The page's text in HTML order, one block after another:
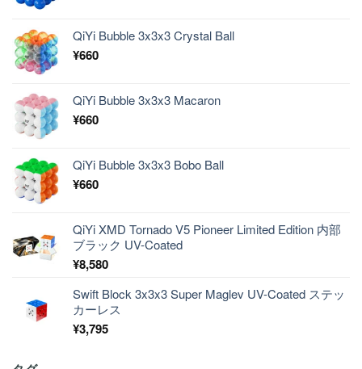
QiYi Bubble 3x3x3 Crystal Ball
¥660
QiYi Bubble 3x3x3 Macaron
¥660
QiYi Bubble 3x3x3 Bobo Ball
¥660
QiYi XMD Tornado V5 Pioneer Limited Edition 内部
ブラック UV-Coated
¥8,580
Swift Block 3x3x3 Super Maglev UV-Coated ステッ
カーレス
¥3,795